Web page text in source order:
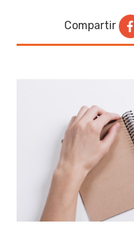
Compartir